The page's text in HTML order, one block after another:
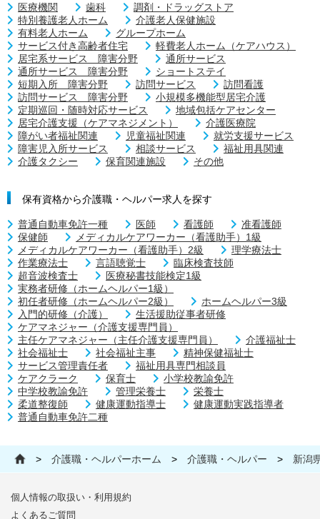
医療機関 歯科
調剤・ドラッグストア
特別養護老人ホーム
介護老人保健施設
有料老人ホーム
グループホーム
サービス付き高齢者住宅
軽費老人ホーム（ケアハウス）
居宅系サービス 障害分野
通所サービス
通所サービス 障害分野
ショートステイ
短期入所 障害分野
訪問サービス
訪問看護
訪問サービス 障害分野
小規模多機能型居宅介護
定期巡回・随時対応サービス
地域包括ケアセンター
居宅介護支援（ケアマネジメント）
介護医療院
障がい者福祉関連
児童福祉関連
就労支援サービス
障害児入所サービス
相談サービス
福祉用具関連
介護タクシー
保育関連施設 その他
保有資格から介護職・ヘルパー求人を探す
普通自動車免許一種 医師 看護師
准看護師
保健師
メディカルケアワーカー（看護助手）1級
メディカルケアワーカー（看護助手）2級
理学療法士
作業療法士
言語聴覚士
臨床検査技師
超音波検査士
医療秘書技能検定1級
実務者研修（ホームヘルパー1級）
初任者研修（ホームヘルパー2級）
ホームヘルパー3級
入門的研修（介護）
生活援助従事者研修
ケアマネジャー（介護支援専門員）
主任ケアマネジャー（主任介護支援専門員）
介護福祉士
社会福祉士
社会福祉主事
精神保健福祉士
サービス管理責任者
福祉用具専門相談員
ケアクラーク
保育士
小学校教諭免許
中学校教諭免許
管理栄養士
栄養士
柔道整復師
健康運動指導士
健康運動実践指導者
普通自動車免許二種
> 介護職・ヘルパーホーム > 介護職・ヘルパー > 新潟
個人情報の取扱い・利用規約
よくあるご質問